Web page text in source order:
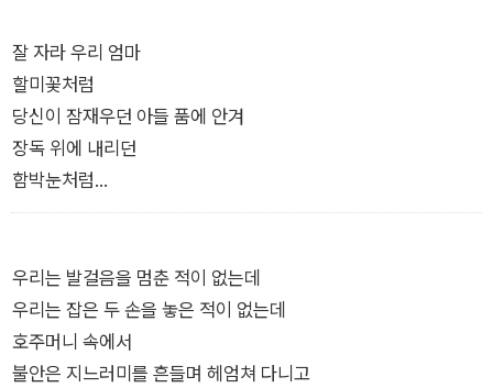
시간을 넘어선 무언가가 들어 있는데, 창비에서 발간된 시집이라
면 그것을 이 땅의 역사라고 말해도 무리는 아니라고 생각한다.
이때 역사는 연대기적 시간과는 거리가 있다. 우리가 살고 있는
현실의 아래에서 꿈틀거리며, 현실의 깊이를 이루는 것은 물론이
고 어떤 변화의 동력 또한 만들어내는 저류의 흐름이 실은 저 역
사라는 말에 가까울 것이다. 창비시선이 500권에 이르렀다는 사
통해 우리 앞에 차곡차곡 쌓여 있다는 말과 다르지 않다.
읽는 이의 입장에서는 아주 풍부한 기억의 공유지를 만나게 된 것
이다. 이 풍부한 공유지를 바탕으로 이 땅에서 삶을 가꾼 다양한
존재들과 새롭게 관계를 맺으며 우리의 삶을 다시 돌아볼 가능성
잘 자라 우리 엄마
할미꽃처럼
당신이 잠재우던 아들 품에 안겨
장독 위에 내리던
함박눈처럼
―정호승, 「어머니를 위한 자장가」 부분
우리는 발걸음을 멈춘 적이 없는데
우리는 잡은 두 손을 놓은 적이 없는데
호주머니 속에서
불안은 지느러미를 흔들며 헤엄쳐 다니고